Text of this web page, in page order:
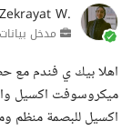
Zekrayat W.
مدخل بيانات
اهلا بيك ي فندم مع
ميكروسوفت اكسيل
اكسيل للبصمة منظم